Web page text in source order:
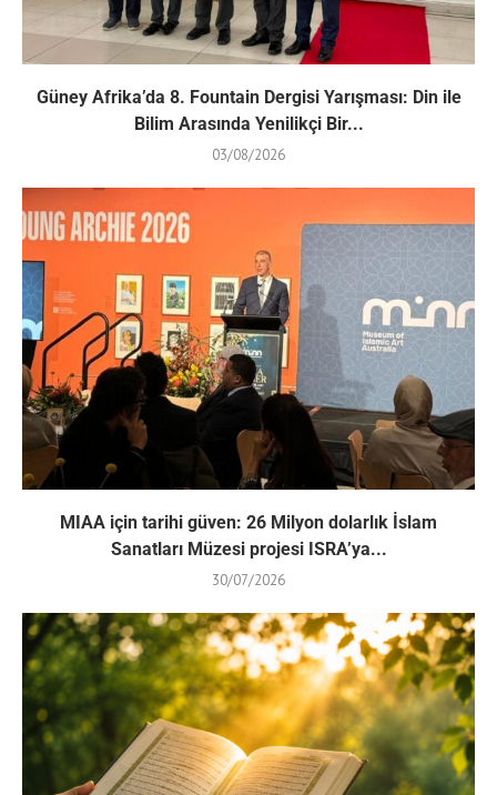
Güney Afrika’da 8. Fountain Dergisi Yarışması: Din ile
Bilim Arasında Yenilikçi Bir...
03/08/2026
MIAA için tarihi güven: 26 Milyon dolarlık İslam
Sanatları Müzesi projesi ISRA’ya...
30/07/2026